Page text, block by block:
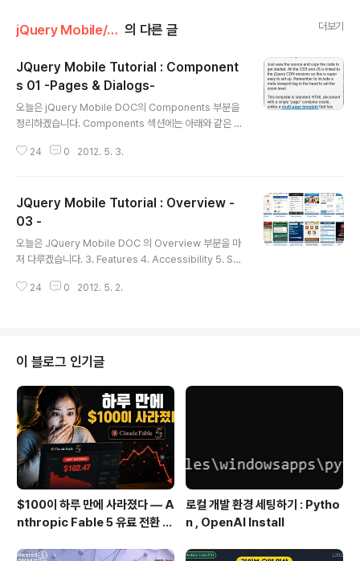
jQuery Mobile/JQM Tutorial 의 다른 글 더보기
JQuery Mobile Tutorial : Component
s 01 -Pages & Dialogs-
오늘은 jQuery Mobile DOC의 Components 부분을
정리하겠습니다. Components 섹션에는 아래와 같은 6
- Buttons - Content formatting - Form elements
gle page template Multi-page template - Page t
itles - Linking pages - Dialogs - Prefetching @ c
aching pages - Ajax, hashes & history - Dynami
cally injection pa..
24 0 2012. 5. 3.
JQuery Mobile Tutorial : Overview -
03 -
오늘은 JQuery Mobile DOC 의 Overview 부분을 마
저 다루겠습니다. 3. Features 4. Accessibility 5. Su
그냥 간단한 설명들이라서 한번에 다 정리하려구요. Featu
모든 주요 모바일, 태블릿, e-reader, 데스크탑 플랫폼과
잘 호환 됨. iOS, Android, Blackberry, Palm WebO
S, Nokia/Symbian, Windows Phone 7, MeeGo, O
pera Mobile/..
24 0 2012. 5. 2.
이 블로그 인기글
$100이 하루 만에 사라졌다 — A
nthropic Fable 5 유료 전환 사
로컬 개발 환경 세팅하기 : Pytho
n , OpenAI Install